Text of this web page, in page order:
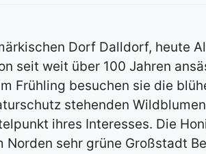
Dorf Dalldorf, heute
seit weit über 100 Jahren
Frühling besuchen sie die
stehenden
ihres Interesses. Die
sehr grüne Großstadt